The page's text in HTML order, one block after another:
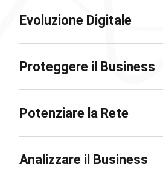
Evoluzione Digitale
Proteggere il Business
Potenziare la Rete
Analizzare il Business